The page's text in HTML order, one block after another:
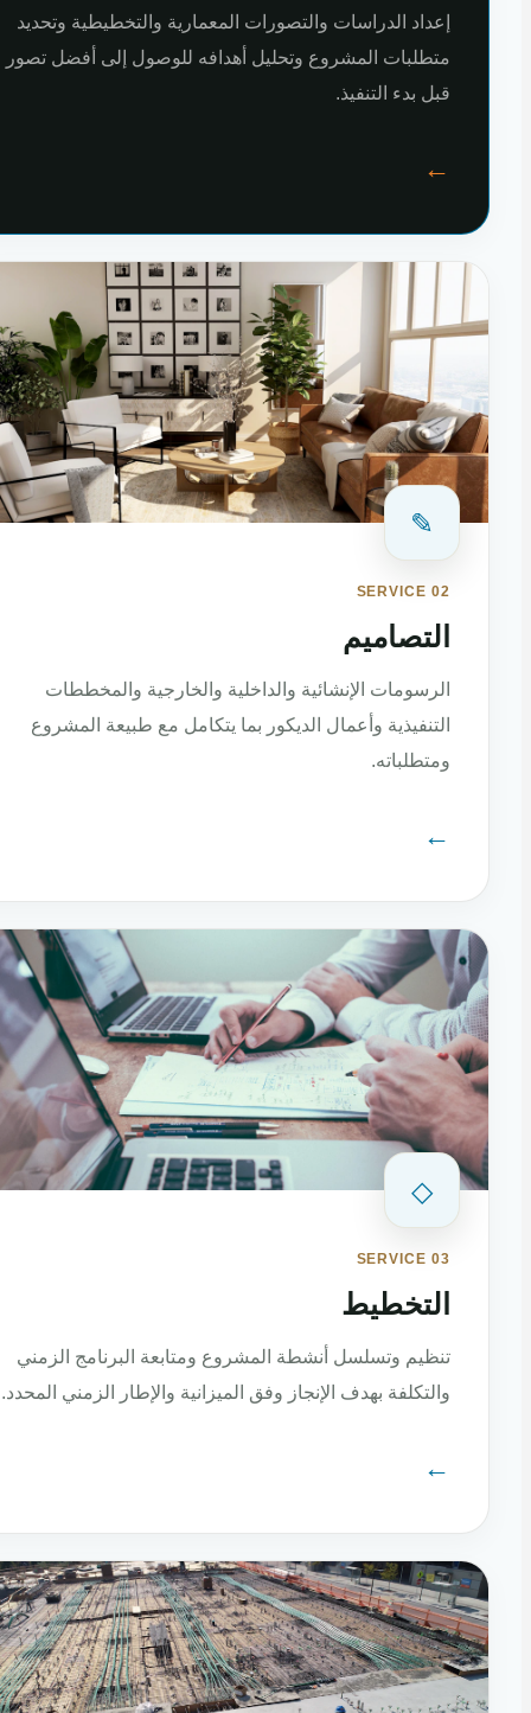
إعداد الدراسات والتصورات المعمارية والتخطيطية وتحديد
متطلبات المشروع وتحليل أهدافه للوصول إلى أفضل تصور
قبل بدء التنفيذ.
✎
SERVICE 02
التصاميم
الرسومات الإنشائية والداخلية والخارجية والمخططات
التنفيذية وأعمال الديكور بما يتكامل مع طبيعة المشروع
ومتطلباته.
◇
SERVICE 03
التخطيط
تنظيم وتسلسل أنشطة المشروع ومتابعة البرنامج الزمني
والتكلفة بهدف الإنجاز وفق الميزانية والإطار الزمني المحدد.